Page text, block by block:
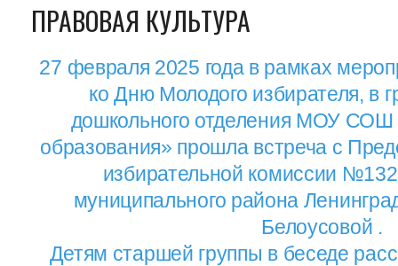
ПРАВОВАЯ КУЛЬТУРА
27 февраля 2025 года в рамках
ко Дню Молодого избирателя, в
дошкольного отделения МОУ СОШ
образования» прошла встреча с
избирательной комиссии
муниципального района
Белоусовой .
Детям старшей группы в беседе